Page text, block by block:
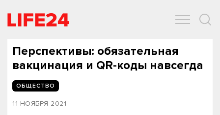
Перспективы: обязательная
вакцинация и QR-коды навсегда
ОБЩЕСТВО
11 НОЯБРЯ 2021